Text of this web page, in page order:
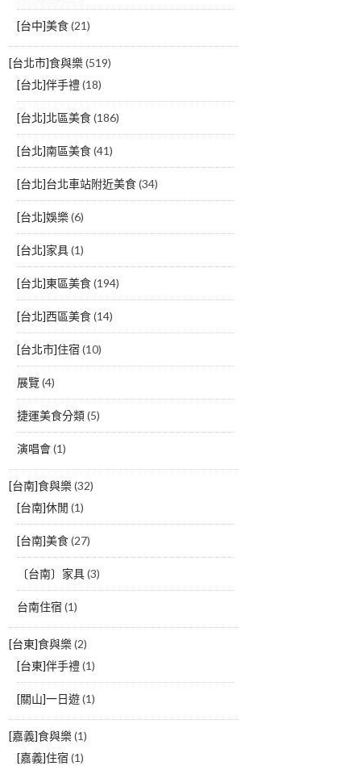
[台中]美食(21)
[台北市]食與樂(519)
[台北]伴手禮(18)
[台北]北區美食(186)
[台北]南區美食(41)
[台北]台北車站附近美食(34)
[台北]娛樂(6)
[台北]家具(1)
[台北]東區美食(194)
[台北]西區美食(14)
[台北市]住宿 (10)
展覽(4)
捷運美食分類(5)
演唱會(1)
[台南]食與樂(32)
[台南]休閒 (1)
[台南]美食(27)
〔台南〕家具(3)
台南住宿 (1)
[台東]食與樂(2)
[台東]伴手禮(1)
[關山]一日遊(1)
[嘉義]食與樂(1)
[嘉義]住宿 (1)